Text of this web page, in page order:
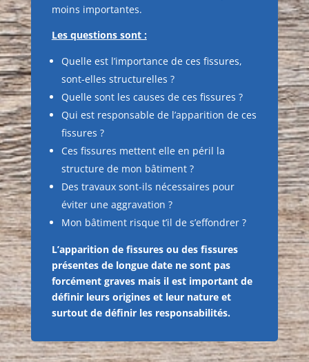
moins importantes.
Les questions sont :
Quelle est l’importance de ces fissures,
sont-elles structurelles ?
Quelle sont les causes de ces fissures ?
Qui est responsable de l’apparition de ces
fissures ?
Ces fissures mettent elle en péril la
structure de mon bâtiment ?
Des travaux sont-ils nécessaires pour
éviter une aggravation ?
Mon bâtiment risque t’il de s’effondrer ?
L’apparition de fissures ou des fissures
présentes de longue date ne sont pas
forcément graves mais il est important de
définir leurs origines et leur nature et
surtout de définir les responsabilités.